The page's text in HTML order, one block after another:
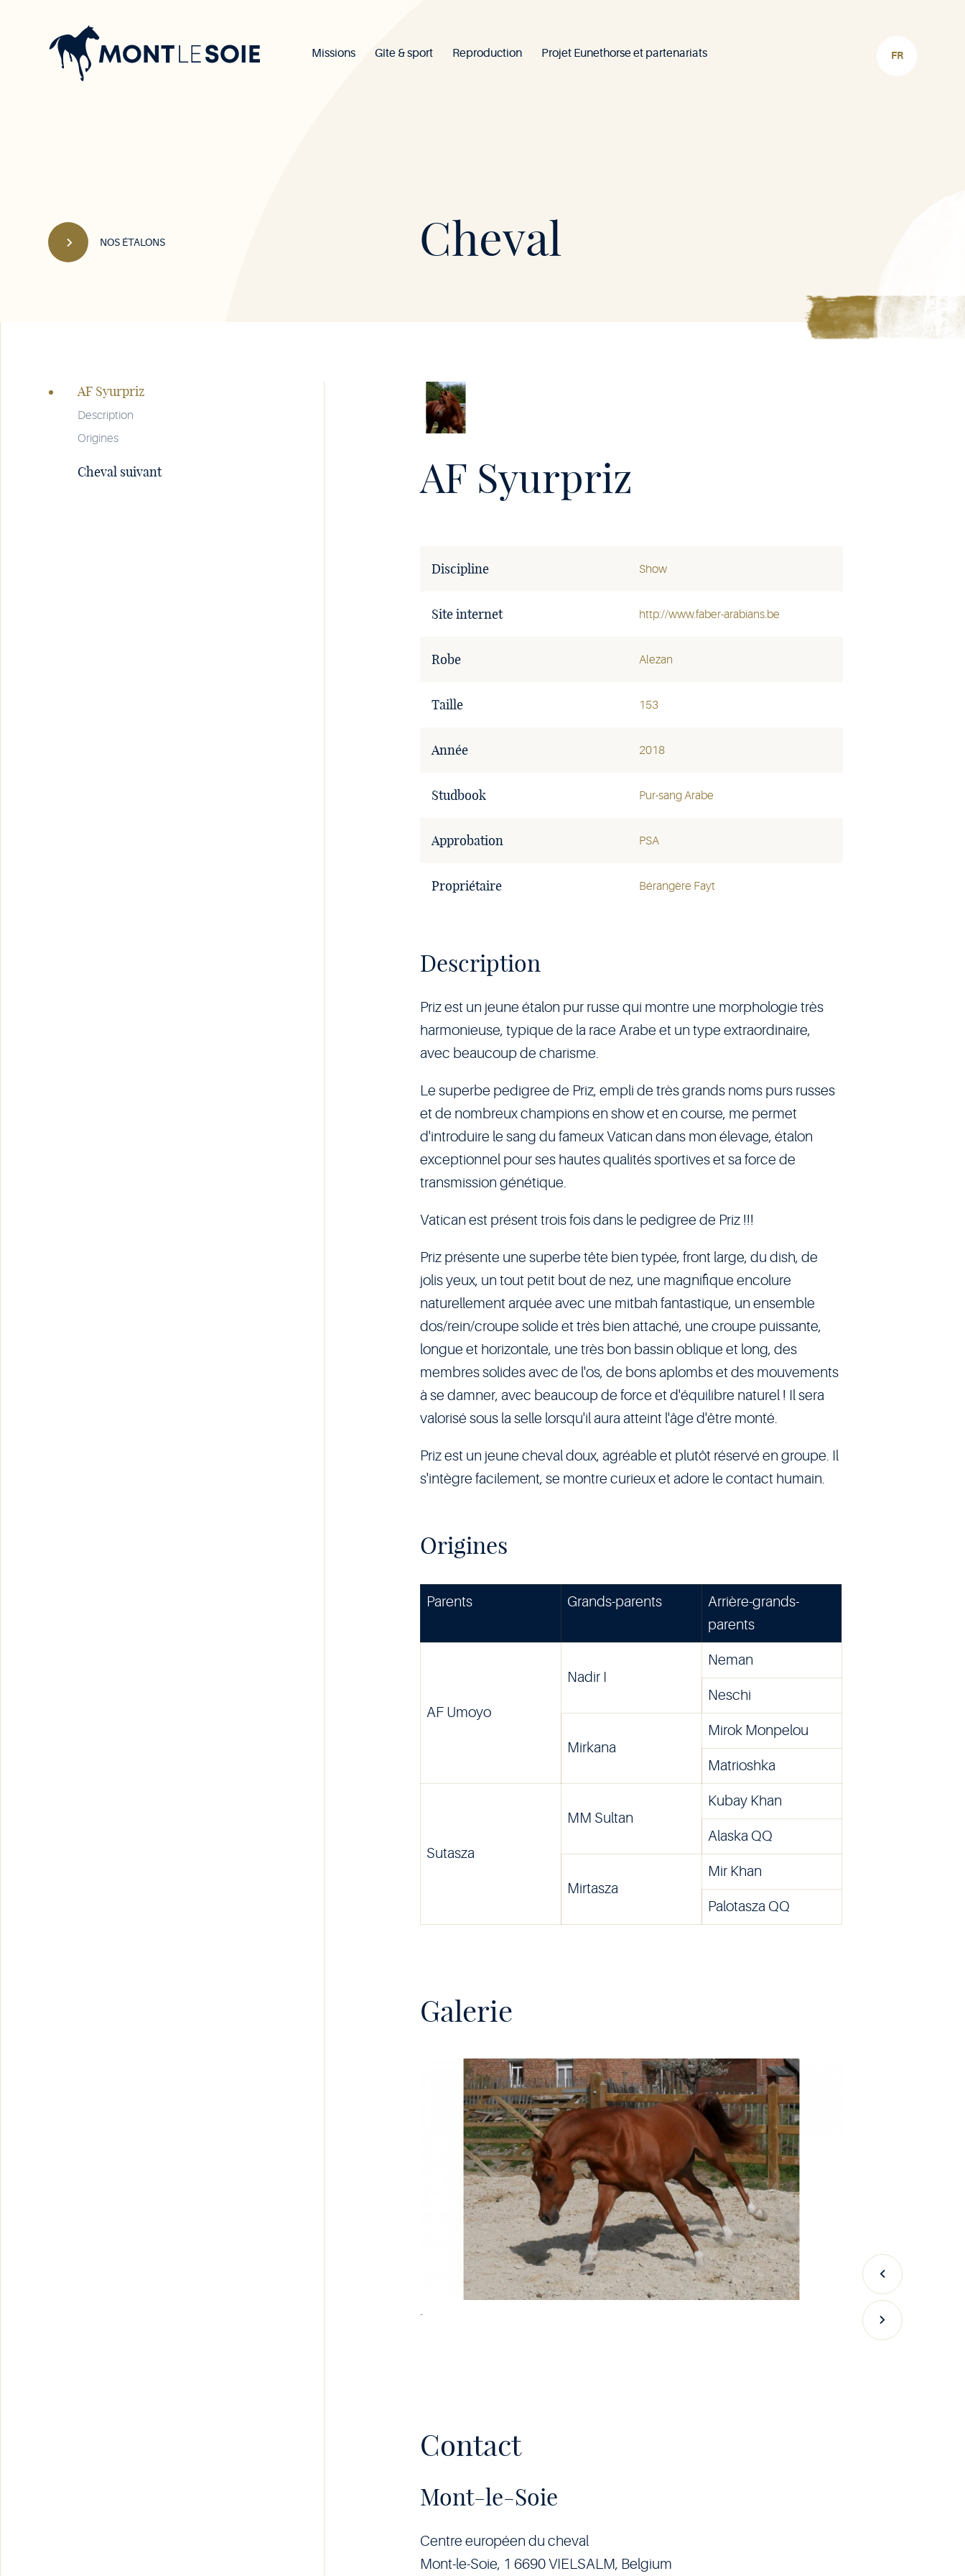
Mont-
•
Cheval
NOS ÉTALONS
Navigation
principale
Missions
Gîte & sport Reproduction Projet Eunethorse et partenariats
AF Syurpriz
Discipline Show
Site internet http://www.faber-arabians.be
Robe Alezan
Taille 153
Année 2018
Studbook Pur-sang Arabe
Approbation PSA
Propriétaire Bérangère Fayt
Description
Priz est un jeune étalon pur russe qui montre une morphologie très
harmonieuse, typique de la race Arabe et un type extraordinaire,
avec beaucoup de charisme.
Le superbe pedigree de Priz, empli de très grands noms purs russes
et de nombreux champions en show et en course, me permet
d'introduire le sang du fameux Vatican dans mon élevage, étalon
exceptionnel pour ses hautes qualités sportives et sa force de
transmission génétique.
Vatican est présent trois fois dans le pedigree de Priz !!!
Priz présente une superbe tête bien typée, front large, du dish, de
jolis yeux, un tout petit bout de nez, une magnifique encolure
naturellement arquée avec une mitbah fantastique, un ensemble
dos/rein/croupe solide et très bien attaché, une croupe puissante,
longue et horizontale, une très bon bassin oblique et long, des
membres solides avec de l'os, de bons aplombs et des mouvements
à se damner, avec beaucoup de force et d'équilibre naturel ! Il sera
valorisé sous la selle lorsqu'il aura atteint l'âge d'être monté.
Priz est un jeune cheval doux, agréable et plutôt réservé en groupe. Il
s'intègre facilement, se montre curieux et adore le contact humain.
Origines
Parents Grands-parents
Arrière-grands-
parents
AF Umoyo
Nadir I
Neman
Neschi
Mirkana
Mirok Monpelou
Matrioshka
Sutasza
MM Sultan
Kubay Khan
Alaska QQ
Mirtasza
Mir Khan
Palotasza QQ
Galerie
-
Précédent
Suivant
Contact
Mont-le-Soie
Centre européen du cheval
Mont-le-Soie, 1 6690 VIELSALM, Belgium
de
AF Syurpriz
Description
Origines
Cheval suivant